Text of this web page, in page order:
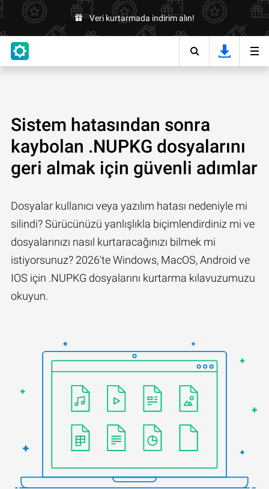
Veri kurtarmada indirim alın!
Sistem hatasından sonra
kaybolan .NUPKG dosyalarını
geri almak için güvenli adımlar
Dosyalar kullanıcı veya yazılım hatası nedeniyle mi
silindi? Sürücünüzü yanlışlıkla biçimlendirdiniz mi ve
dosyalarınızı nasıl kurtaracağınızı bilmek mi
istiyorsunuz? 2026'te Windows, MacOS, Android ve
IOS için .NUPKG dosyalarını kurtarma kılavuzumuzu
okuyun.